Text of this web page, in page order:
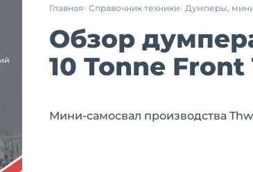
Главная Справочник техники Думперы,
Обзор
10 Tonne
Мини-самосвал производства